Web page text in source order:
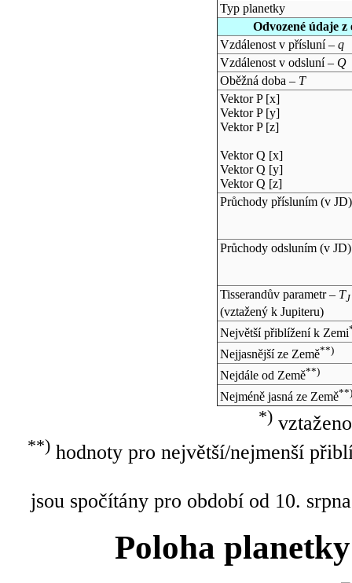
Typ planetky
Odvozené údaje
Vzdálenost v přísluní – q
Vzdálenost v odsluní – Q
Oběžná doba – T
Vektor P [x]
Vektor P [y]
Vektor P [z]
Vektor Q [x]
Vektor Q [y]
Vektor Q [z]
Průchody přísluním (v JD)
Průchody odsluním (v JD)
Tisserandův parametr – TJ
(vztažený k Jupiteru)
Největší přiblížení k Zemi
Nejjasnější ze Země**)
Nejdále od Země**)
Nejméně jasná ze Země**)
*)
**)hodnoty pro největší/nejmenší
jsou spočítány pro období od 10.
Poloha